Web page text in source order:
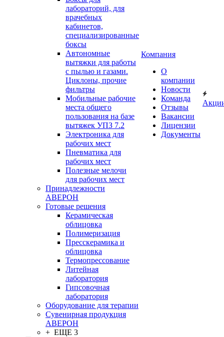
лабораторий, для
врачебных
кабинетов,
специализированные
боксы
Автономные
вытяжки для работы
с пылью и газами.
Циклоны, прочие
фильтры
Мобильные рабочие
места общего
пользования на базе
вытяжек УПЗ 7.2
Электроника для
рабочих мест
Пневматика для
рабочих мест
Полезные мелочи
для рабочих мест
Принадлежности
АВЕРОН
Готовые решения
Керамическая
облицовка
Полимеризация
Пресскерамика и
облицовка
Термопрессование
Литейная
лаборатория
Гипсовочная
лаборатория
Оборудование для терапии
Сувенирная продукция
АВЕРОН
+ ЕЩЕ 3
Компания
О
компании
Новости
Команда
Отзывы
Вакансии
Лицензии
Документы